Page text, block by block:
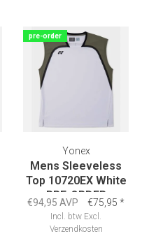
pre-order
Yonex
Mens Sleeveless
Top 10720EX White
PRE-ORDER
€94,95 AVP €75,95 *
Incl. btw Excl.
Verzendkosten